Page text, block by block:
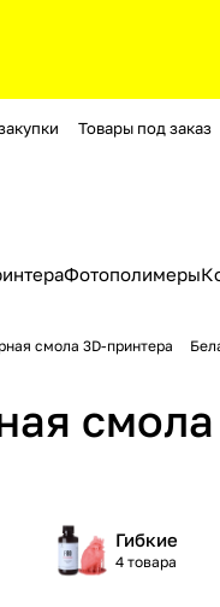
Товары под заказ
Фотополимеры
смола 3D-принтера
смола
Гибкие
4 товара